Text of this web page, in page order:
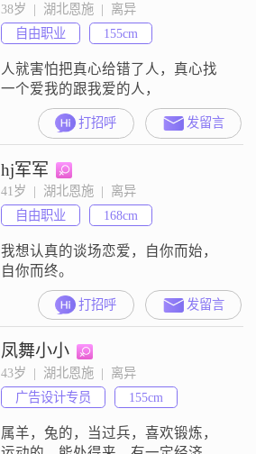
38岁  |  湖北恩施  |  离异
自由职业
155cm
人就害怕把真心给错了人，真心找
一个爱我的跟我爱的人，
打招呼 发留言
hj军军
41岁  |  湖北恩施  |  离异
自由职业
168cm
我想认真的谈场恋爱，自你而始，
自你而终。
打招呼 发留言
凤舞小小
43岁  |  湖北恩施  |  离异
广告设计专员
155cm
属羊，兔的，当过兵，喜欢锻炼，